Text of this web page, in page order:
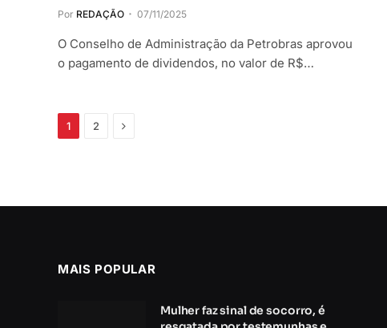
Por REDAÇÃO 07/11/2025
O Conselho de Administração da Petrobras aprovou
o pagamento de dividendos, no valor de R$…
1 2 Próximo
MAIS POPULAR
Mulher faz sinal de socorro, é